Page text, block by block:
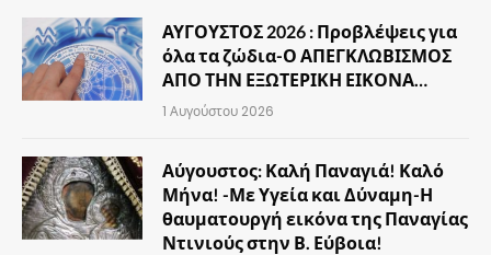
ΑΥΓΟΥΣΤΟΣ 2026 : Προβλέψεις για
όλα τα ζώδια-Ο ΑΠΕΓΚΛΩΒΙΣΜΟΣ
ΑΠΟ ΤΗΝ ΕΞΩΤΕΡΙΚΗ ΕΙΚΟΝΑ…
1 Αυγούστου 2026
Αύγουστος: Καλή Παναγιά! Καλό
Μήνα! -Με Υγεία και Δύναμη-Η
θαυματουργή εικόνα της Παναγίας
Ντινιούς στην Β. Εύβοια!